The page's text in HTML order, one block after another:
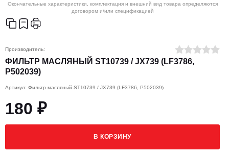
Окончательные характеристики, комплектация и внешний вид товара определяются
договором и/или спецификацией
Производитель:
ФИЛЬТР МАСЛЯНЫЙ ST10739 / JX739 (LF3786,
P502039)
Артикул: Фильтр масляный ST10739 / JX739 (LF3786, P502039)
180 ₽
В КОРЗИНУ